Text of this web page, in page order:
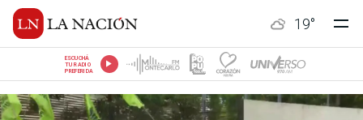
19°
ESCUCHÁ
TU RADIO
PREFERIDA